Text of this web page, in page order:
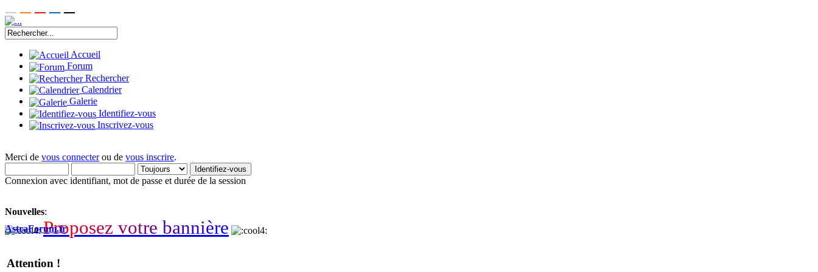
Accueil
Forum
Rechercher
Calendrier
Galerie
Identifiez-vous
Inscrivez-vous
Merci de vous connecterou de vous inscrire.
Connexion avec identifiant, mot de passe et durée de la session
Nouvelles:
Proposez votre bannière
AstraForum.fr
Attention !